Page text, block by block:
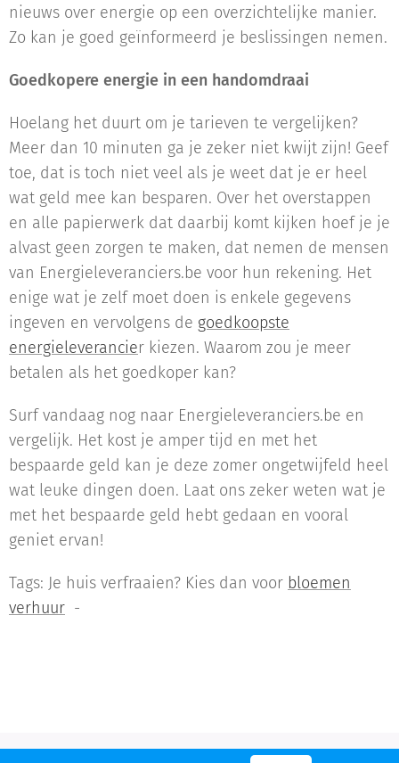
nieuws over energie op een overzichtelijke manier.
Zo kan je goed geïnformeerd je beslissingen nemen.
Goedkopere energie in een handomdraai
Hoelang het duurt om je tarieven te vergelijken?
Meer dan 10 minuten ga je zeker niet kwijt zijn! Geef
toe, dat is toch niet veel als je weet dat je er heel
wat geld mee kan besparen. Over het overstappen
en alle papierwerk dat daarbij komt kijken hoef je je
alvast geen zorgen te maken, dat nemen de mensen
van Energieleveranciers.be voor hun rekening. Het
enige wat je zelf moet doen is enkele gegevens
ingeven en vervolgens de goedkoopste
energieleverancier kiezen. Waarom zou je meer
betalen als het goedkoper kan?
Surf vandaag nog naar Energieleveranciers.be en
vergelijk. Het kost je amper tijd en met het
bespaarde geld kan je deze zomer ongetwijfeld heel
wat leuke dingen doen. Laat ons zeker weten wat je
met het bespaarde geld hebt gedaan en vooral
geniet ervan!
Tags: Je huis verfraaien? Kies dan voor bloemen
verhuur -